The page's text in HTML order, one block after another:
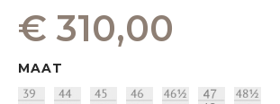
€ 310,00
MAAT